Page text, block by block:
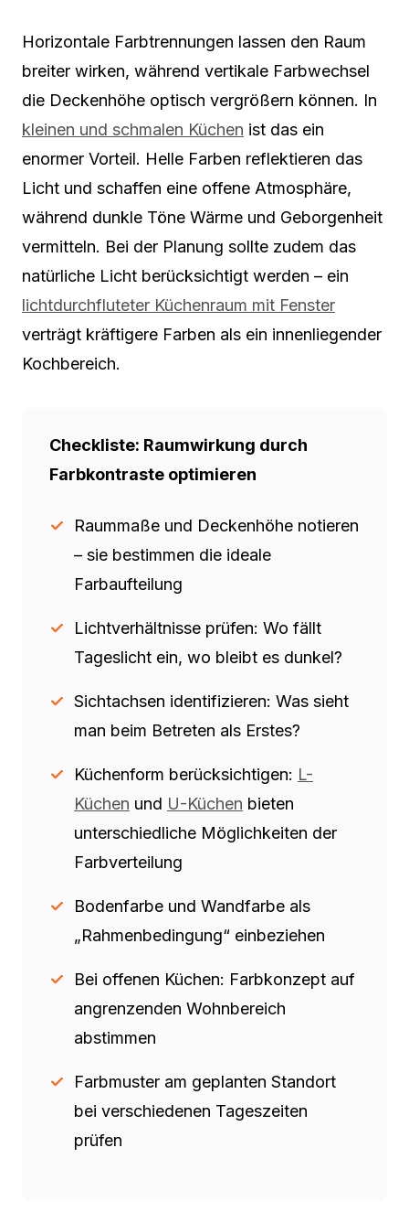
Horizontale Farbtrennungen lassen den Raum
breiter wirken, während vertikale Farbwechsel
die Deckenhöhe optisch vergrößern können. In
kleinen und schmalen Küchen ist das ein
enormer Vorteil. Helle Farben reflektieren das
Licht und schaffen eine offene Atmosphäre,
während dunkle Töne Wärme und Geborgenheit
vermitteln. Bei der Planung sollte zudem das
natürliche Licht berücksichtigt werden – ein
lichtdurchfluteter Küchenraum mit Fenster
verträgt kräftigere Farben als ein innenliegender
Kochbereich.
Checkliste: Raumwirkung durch
Farbkontraste optimieren
Raummaße und Deckenhöhe notieren
– sie bestimmen die ideale
Farbaufteilung
Lichtverhältnisse prüfen: Wo fällt
Tageslicht ein, wo bleibt es dunkel?
Sichtachsen identifizieren: Was sieht
man beim Betreten als Erstes?
Küchenform berücksichtigen: L-
Küchen und U-Küchen bieten
unterschiedliche Möglichkeiten der
Farbverteilung
Bodenfarbe und Wandfarbe als
„Rahmenbedingung“ einbeziehen
Bei offenen Küchen: Farbkonzept auf
angrenzenden Wohnbereich
abstimmen
Farbmuster am geplanten Standort
bei verschiedenen Tageszeiten
prüfen